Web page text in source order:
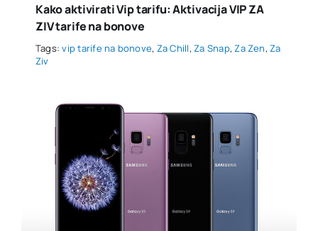
Kako aktivirati Vip tarifu: Aktivacija VIP ZA
ZIV tarife na bonove
Tags:vip tarife na bonove, Za Chill,Za Snap,Za Zen,Za
Ziv